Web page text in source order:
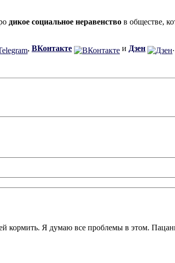
дикое социальное неравенство в обществе,
, ВКонтакте и Дзен .
Я думаю все проблемы в этом.